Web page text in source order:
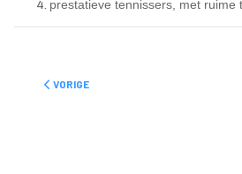
prestatieve tennissers, met ruime
VORIG ARTIKEL: SQUASH
VORIGE